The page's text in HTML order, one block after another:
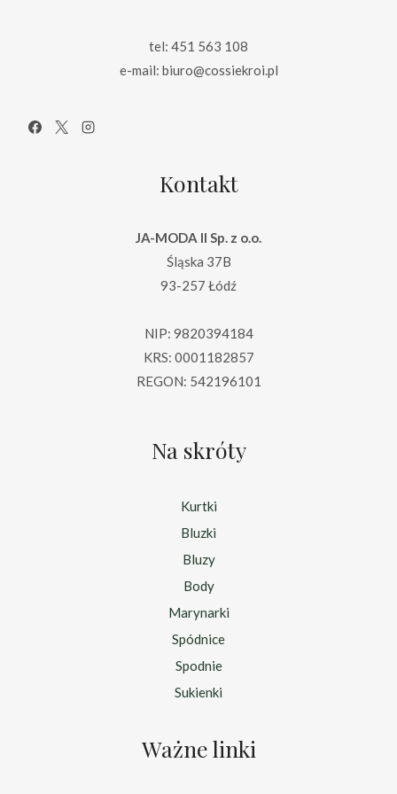
tel: 451 563 108
e-mail: biuro@cossiekroi.pl
Kontakt
JA-MODA II Sp. z o.o.
Śląska 37B
93-257 Łódź
NIP: 9820394184
KRS: 0001182857
REGON: 542196101
Na skróty
Kurtki
Bluzki
Bluzy
Body
Marynarki
Spódnice
Spodnie
Sukienki
Ważne linki